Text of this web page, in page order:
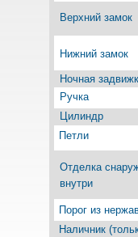
Верхний замок
Нижний замок
Ночная
Ручка
Цилиндр
Петли
Отделка
внутри
Порог из
Наличник